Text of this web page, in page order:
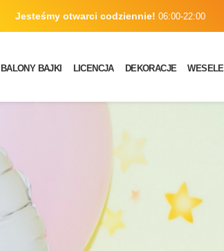
Jesteśmy otwarci codziennie! 06:00-22:00
BALONY BAJKI LICENCJA DEKORACJE WESELE